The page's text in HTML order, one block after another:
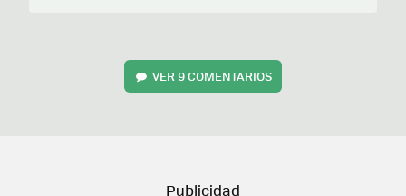
VER 9 COMENTARIOS